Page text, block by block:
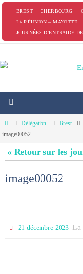
PasserBREST CHERBOURG
LA RÉUNION – MAYOTTE
JOURNÉES D’ENTRAIDE
HomeDélégation Brest
image00052
« Retour sur les
image00052
21 décembre 2023 La